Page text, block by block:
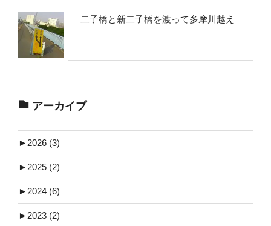
二子橋と新二子橋を渡って多摩川越え
アーカイブ
► 2026 (3)
► 2025 (2)
► 2024 (6)
► 2023 (2)